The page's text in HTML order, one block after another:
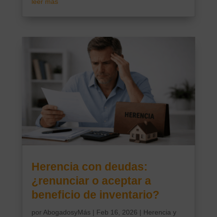
Herencia con deudas:
¿renunciar o aceptar a
beneficio de inventario?
por AbogadosyMás | Feb 16, 2026 | Herencia y